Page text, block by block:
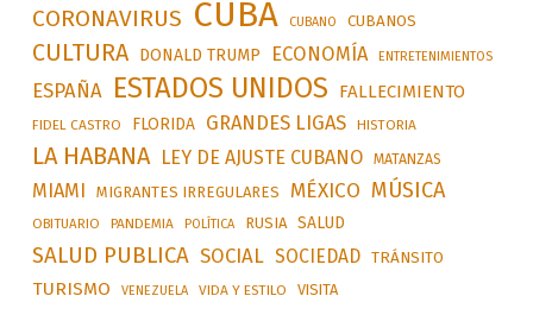
CORONAVIRUS CUBA CUBANO CUBANOS
CULTURA DONALD TRUMP ECONOMÍA ENTRETENIMIENTOS
ESPAÑA ESTADOS UNIDOS FALLECIMIENTO
FIDEL CASTRO FLORIDA GRANDES LIGAS HISTORIA
LA HABANA LEY DE AJUSTE CUBANO MATANZAS
MIAMI MIGRANTES IRREGULARES MÉXICO MÚSICA
OBITUARIO PANDEMIA POLÍTICA RUSIA SALUD
SALUD PUBLICA SOCIAL SOCIEDAD TRÁNSITO
TURISMO VENEZUELA VIDA Y ESTILO VISITA